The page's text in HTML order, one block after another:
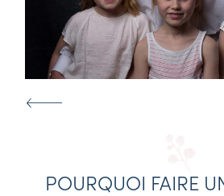
POURQUOI FAIRE
TARIFS
CONTACT